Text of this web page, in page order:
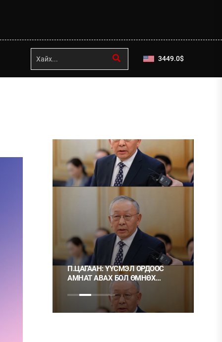
3449.0$
П.ЦАГААН: ҮҮСМЭЛ ОРДООС
АМНАТ АВАХ БОЛ ӨМНӨХ
ШИГЭЭ ТУСГАЙ
ЗӨВШӨӨРӨЛТЭЙ БОЛГОХ
ХЭРЭГТЭЙ